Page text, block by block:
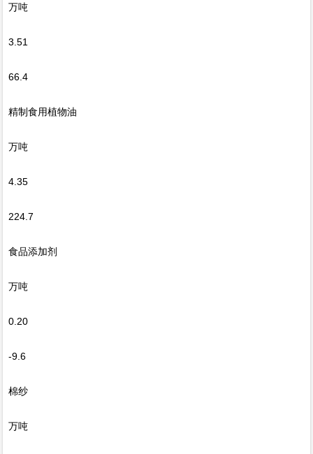
万吨
3.51
66.4
精制食用植物油
万吨
4.35
224.7
食品添加剂
万吨
0.20
-9.6
棉纱
万吨